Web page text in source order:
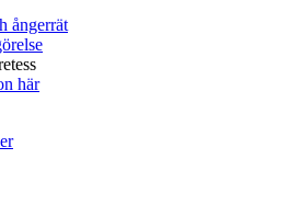
ångerrät
här